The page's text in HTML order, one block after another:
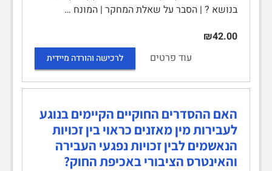
בנושא ? | הסבר על שאלת המחקר | המונח …
₪42.00
עוד פרטים
לרכישה והורדה מיידית
האם ההסדרים החוקיים הקיימים בנוגע
לעבירות מין מאזנים כראוי בין זכויות
הנאשמים לבין זכויות נפגעי העבירה
והאינטרס הציבורי באכיפת החוק?